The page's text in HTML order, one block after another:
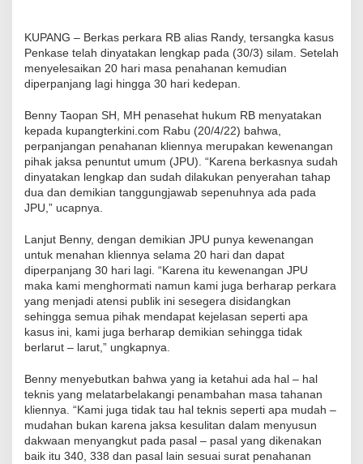
KUPANG – Berkas perkara RB alias Randy, tersangka kasus
Penkase telah dinyatakan lengkap pada (30/3) silam. Setelah
menyelesaikan 20 hari masa penahanan kemudian
diperpanjang lagi hingga 30 hari kedepan.
Benny Taopan SH, MH penasehat hukum RB menyatakan
kepada kupangterkini.com Rabu (20/4/22) bahwa,
perpanjangan penahanan kliennya merupakan kewenangan
pihak jaksa penuntut umum (JPU). “Karena berkasnya sudah
dinyatakan lengkap dan sudah dilakukan penyerahan tahap
dua dan demikian tanggungjawab sepenuhnya ada pada
JPU,” ucapnya.
Lanjut Benny, dengan demikian JPU punya kewenangan
untuk menahan kliennya selama 20 hari dan dapat
diperpanjang 30 hari lagi. “Karena itu kewenangan JPU
maka kami menghormati namun kami juga berharap perkara
yang menjadi atensi publik ini sesegera disidangkan
sehingga semua pihak mendapat kejelasan seperti apa
kasus ini, kami juga berharap demikian sehingga tidak
berlarut – larut,” ungkapnya.
Benny menyebutkan bahwa yang ia ketahui ada hal – hal
teknis yang melatarbelakangi penambahan masa tahanan
kliennya. “Kami juga tidak tau hal teknis seperti apa mudah –
mudahan bukan karena jaksa kesulitan dalam menyusun
dakwaan menyangkut pada pasal – pasal yang dikenakan
baik itu 340, 338 dan pasal lain sesuai surat penahanan